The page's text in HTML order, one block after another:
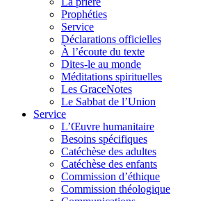
Prophéties
Service
Déclarations officielles
À l’écoute du texte
Dites-le au monde
Méditations spirituelles
Les GraceNotes
Le Sabbat de l’Union
Service
L’Œuvre humanitaire
Besoins spécifiques
Catéchèse des adultes
Catéchèse des enfants
Commission d’éthique
Commission théologique